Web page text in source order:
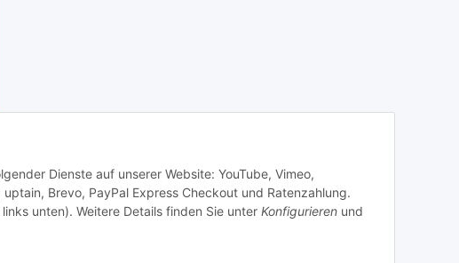
Dienste auf unserer Website: YouTube, Vimeo,
Brevo, PayPal Express Checkout und Ratenzahlung.
unten). Weitere Details finden Sie unter Konfigurieren und
Jahren.